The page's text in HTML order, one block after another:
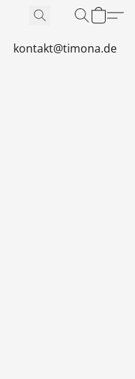
kontakt@timona.de